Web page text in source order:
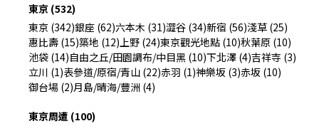
東京 (532)
東京 (342)銀座 (62)六本木 (31)澀谷 (34)新宿 (56)淺草 (25)
惠比壽 (15)築地 (12) 上野 (24)東京觀光地點 (10)秋葉原 (10)
池袋 (14)自由之丘/田園調布/中目黑 (10)下北澤 (4)吉祥寺 (3)
立川 (1)表參道/原宿/青山 (22)赤羽 (1)神樂坂 (3)赤坂 (10)
御台場 (2)月島/晴海/豐洲 (4)
東京周遭 (100)